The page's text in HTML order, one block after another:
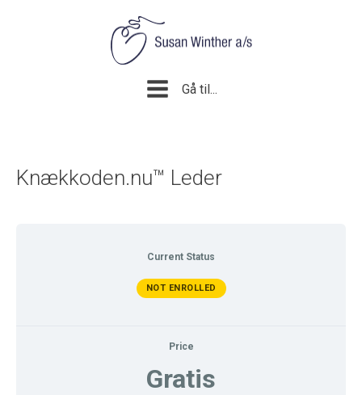
Gå til...
Knækkoden.nu™ Leder
Current Status
NOT ENROLLED
Price
Gratis